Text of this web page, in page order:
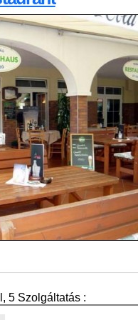
5 Szolgáltatás :